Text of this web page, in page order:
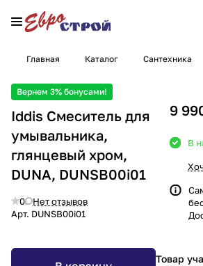
Главная Каталог Сантехника
Вернем 3% бонусами!
Iddis Смеситель для
умывальника,
глянцевый хром,
DUNA, DUNSB00i01
0
Нет отзывов
Арт. DUNSB00i01
9
В
Товар